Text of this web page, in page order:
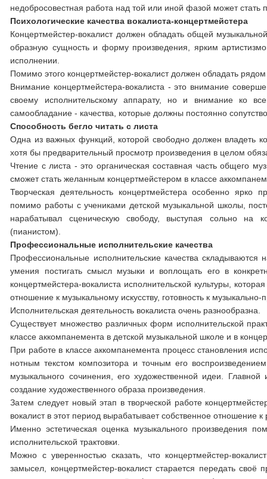
недобросовестная работа над той или иной фазой может стать
Психологические качества вокалиста-концертмейстера
Концертмейстер-вокалист должен обладать общей
образную сущность и форму произведения, ярким
исполнении.
Помимо этого концертмейстер-вокалист должен обладать
Внимание концертмейстера-вокалиста - это внимание
своему исполнительскому аппарату, но и внимание ко
самообладание - качества, которые должны постоянно
Способность бегло читать с листа
Одна из важных функций, которой свободно должен владеть
хотя бы предварительный просмотр произведения в целом
Чтение с листа - это органическая составная часть общего
сможет стать желанным концертмейстером в классе
Творческая деятельность концертмейстера особенно ярко
помимо работы с учениками детской музыкальной школы,
нарабатывал сценическую свободу, выступая сольно на
(пианистом).
Профессиональные исполнительские качества
Профессиональные исполнительские качества складываются
умения постигать смысл музыки и воплощать его в
концертмейстера-вокалиста исполнительской культуры,
отношение к музыкальному искусству, готовность к музыкально-
Исполнительская деятельность вокалиста очень разнообразна.
Существует множество различных форм исполнительской
классе аккомпанемента в детской музыкальной школе и в
При работе в классе аккомпанемента процесс становления
нотным текстом композитора и точным его
музыкального сочинения, его художественной идеи.
создание художественного образа произведения.
Затем следует новый этап в творческой работе
вокалист в этот период вырабатывает собственное отношение
Именно эстетическая оценка музыкального произведения
исполнительской трактовки.
Можно с уверенностью сказать, что концертмейстер-
замысел, концертмейстер-вокалист старается передать